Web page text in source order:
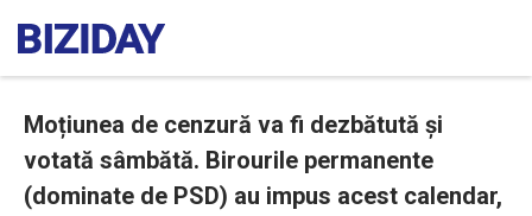
Moțiunea de cenzură va fi dezbătută și
votată sâmbătă. Birourile permanente
(dominate de PSD) au impus acest calendar,